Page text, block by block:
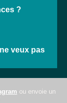
?
veux pas
ou envoie un